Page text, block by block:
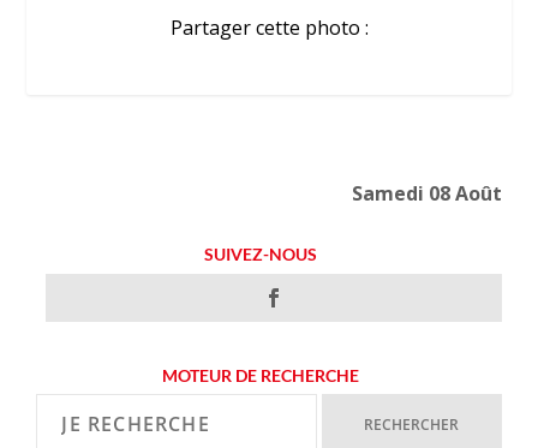
Partager cette photo :
Samedi 08 Août
SUIVEZ-NOUS
MOTEUR DE RECHERCHE